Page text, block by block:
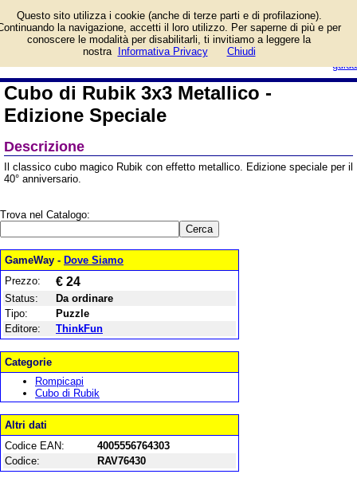
guida
Rubik 3x3 Metallico -
Edizione Speciale e
prezzo di vendita. Prodotto da
Cubo di Rubik 3x3 Metallico -
Edizione Speciale
Descrizione
Il classico cubo magico Rubik con effetto metallico. Edizione speciale per il
40° anniversario.
Trova nel Catalogo:
GameWay - Dove Siamo
Prezzo:
€ 24
Status:
Da ordinare
Tipo:
Puzzle
Editore:
ThinkFun
Categorie
Rompicapi
Cubo di Rubik
Altri dati
Codice EAN:
4005556764303
Codice:
RAV76430
Questo sito utilizza i cookie (anche di terze parti e di profilazione).
la navigazione, accetti il loro utilizzo. Per saperne di più e per
conoscere le modalità per disabilitarli, ti invitiamo a leggere la
nostra
Informativa Privacy Chiudi